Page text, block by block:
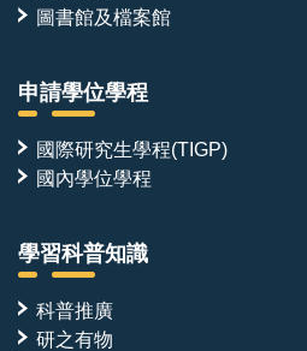
圖書館及檔案館
申請學位學程
國際研究生學程(TIGP)
國內學位學程
學習科普知識
科普推廣
研之有物